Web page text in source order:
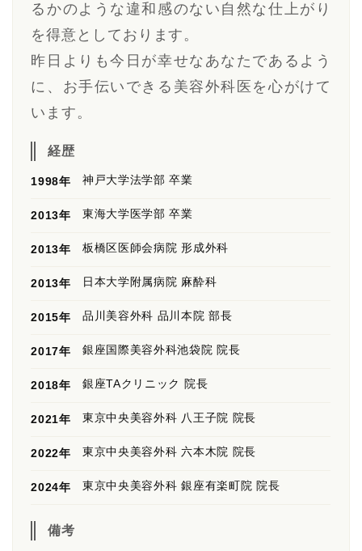
るかのような違和感のない自然な仕上がり
を得意としております。
昨日よりも今日が幸せなあなたであるよう
に、お手伝いできる美容外科医を心がけて
います。
経歴
1998年 神戸大学法学部 卒業
2013年 東海大学医学部 卒業
2013年 板橋区医師会病院 形成外科
2013年 日本大学附属病院 麻酔科
2015年 品川美容外科 品川本院 部長
2017年 銀座国際美容外科池袋院 院長
2018年 銀座TAクリニック 院長
2021年 東京中央美容外科 八王子院 院長
2022年 東京中央美容外科 六本木院 院長
2024年 東京中央美容外科 銀座有楽町院 院長
備考